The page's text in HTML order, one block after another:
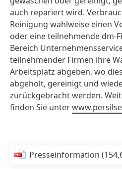
auch repariert wird.
Reinigung wahlweise einen
oder eine teilnehmende dm-
Bereich
teilnehmender Firmen ihre
Arbeitsplatz abgeben, wo
abgeholt, gereinigt und
zurückgebracht werden.
finden Sie unter
Presseinformation